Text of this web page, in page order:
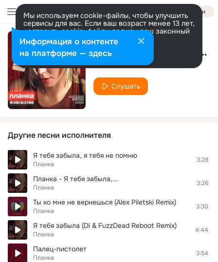
Войти
Мы используем cookie-файлы, чтобы улучшить
сервисы для вас. Если ваш возраст менее 13 лет,
настроить cookie-файлы должен ваш законный
представитель. Больше информации
Разрешить все Настроить Не Дождалась (4am Remix)
Планка
Слушать
Другие песни исполнителя
Я тебя забыла, я тебя не помню
Планка
3:28
Планка - Я тебя забыла,...
Планка
3:26
Ты ко мне не вернешься (Alex Piletski Remix)
Планка
3:30
Я тебя забыла (Di & FuzzDead Reboot Remix)
Планка
4:44
Палец-пистолет
Планка
3:54
Информация о контенте
на платформе — здесь